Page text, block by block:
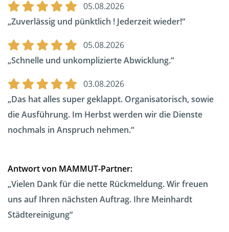
05.08.2026
Zuverlässig und pünktlich ! Jederzeit wieder!
05.08.2026
Schnelle und unkomplizierte Abwicklung.
03.08.2026
Das hat alles super geklappt. Organisatorisch, sowie
die Ausführung. Im Herbst werden wir die Dienste
nochmals in Anspruch nehmen.
Antwort von MAMMUT-Partner:
Vielen Dank für die nette Rückmeldung. Wir freuen
uns auf Ihren nächsten Auftrag. Ihre Meinhardt
Städtereinigung